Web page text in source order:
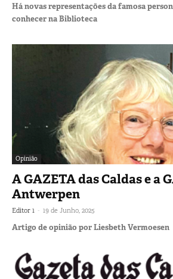
Há novas representações da famosa
conhecer na Biblioteca
Opinião
A GAZETA das Caldas e a
Antwerpen
Editor 1 - 19 de Junho, 2025
Artigo de opinião por Liesbeth Vermoesen